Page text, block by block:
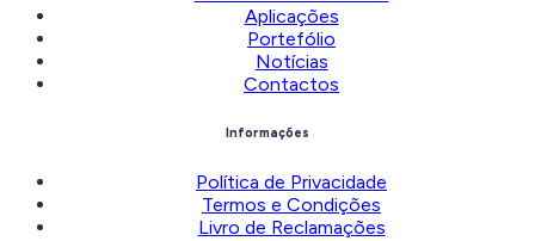
Aplicações
Portefólio
Notícias
Contactos
Informações
Política de Privacidade
Termos e Condições
Livro de Reclamações